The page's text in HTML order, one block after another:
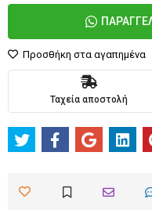
Προσθήκη στα αγαπημένα
Ταχεία αποστολή